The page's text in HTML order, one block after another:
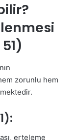
zorunlu hem
erteleme